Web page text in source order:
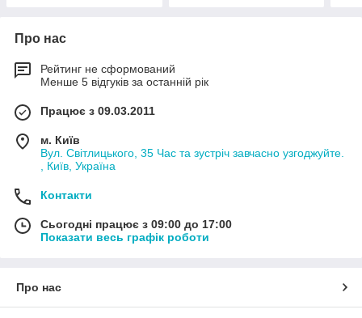
Про нас
Рейтинг не сформований
Менше 5 відгуків за останній рік
Працює з 09.03.2011
м. Київ
Вул. Світлицького, 35 Час та зустріч завчасно узгоджуйте.
, Київ, Україна
Контакти
Сьогодні працює з 09:00 до 17:00
Показати весь графік роботи
Про нас